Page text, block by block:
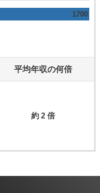
1700
平均年収の何倍
約 2 倍